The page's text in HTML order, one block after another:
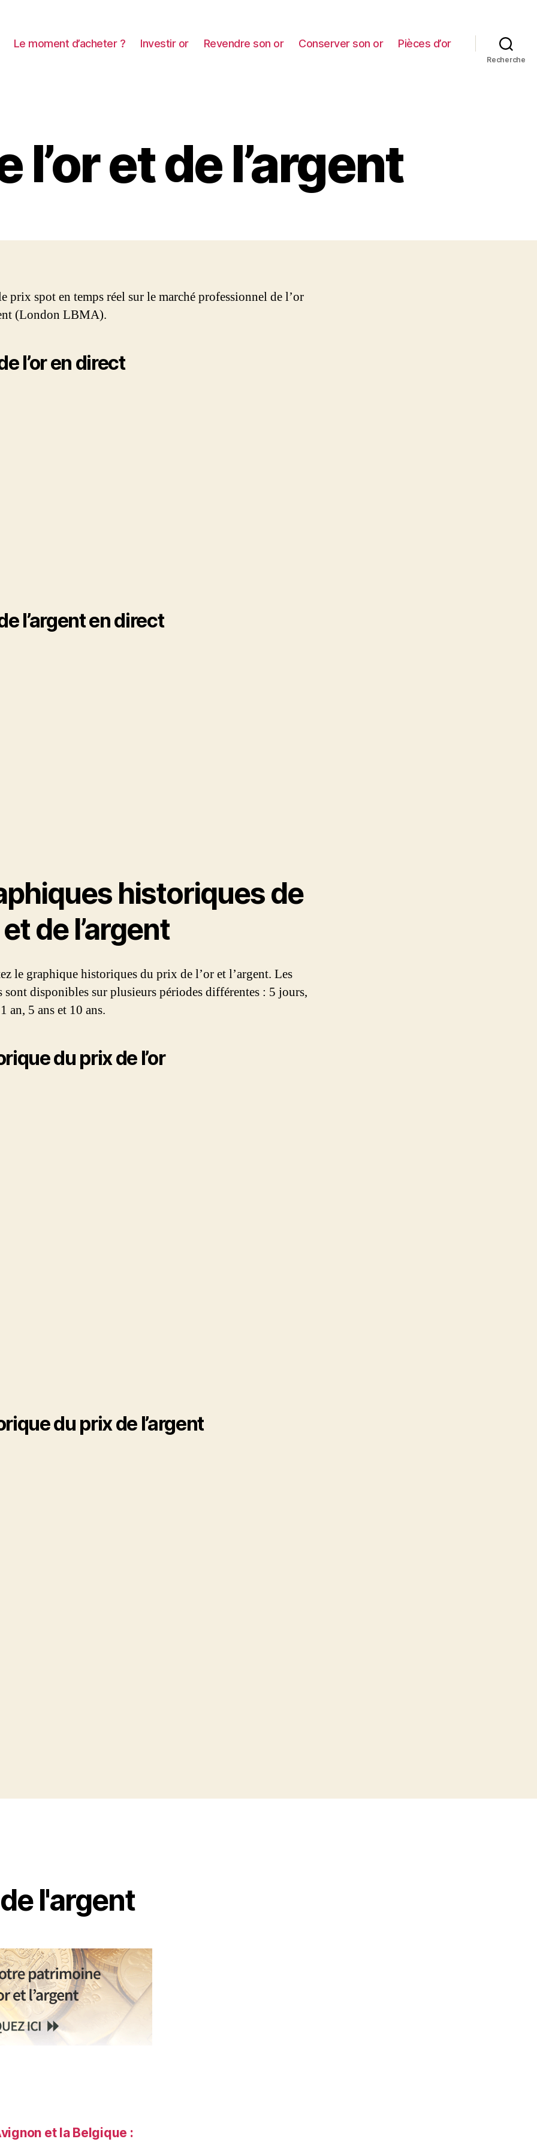
Le moment d’acheter ? Investir or Revendre son or Conserver son or Pièces d’or
Recherche
l’or et de l’argent
prix spot en temps réel sur le marché professionnel de l’or
(London LBMA).
l’or en direct
l’argent en direct
historiques de
et de l’argent
le graphique historiques du prix de l’or et l’argent. Les
sont disponibles sur plusieurs périodes différentes : 5 jours,
an, 5 ans et 10 ans.
du prix de l’or
du prix de l’argent
l'argent
et la Belgique :